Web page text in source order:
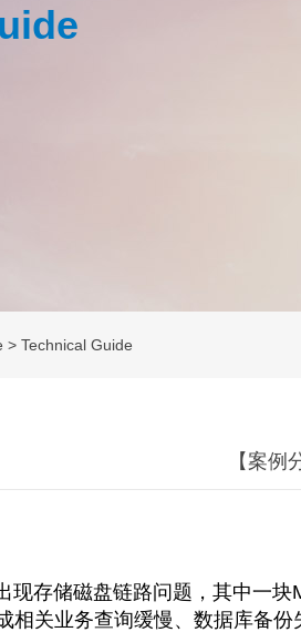
> Technical Guide
【案
现存储磁盘链路问题，其中一
相关业务查询缓慢、数据库备